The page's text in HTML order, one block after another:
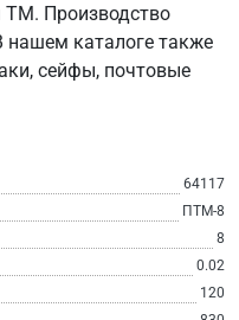
ТМ. Производство
нашем каталоге также
сейфы, почтовые
64117
ПТМ-8
8
0.02
120